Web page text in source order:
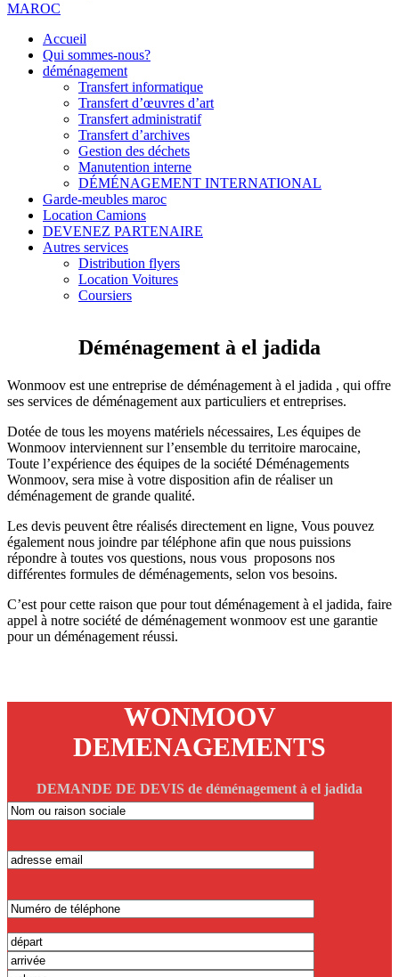
Accueil
Qui sommes-nous?
déménagement
Transfert informatique
Transfert d’œuvres d’art
Transfert administratif
Transfert d’archives
Gestion des déchets
Manutention interne
DÉMÉNAGEMENT INTERNATIONAL
Garde-meubles maroc
Location Camions
DEVENEZ PARTENAIRE
Autres services
Distribution flyers
Location Voitures
Coursiers
Déménagement à el jadida
Wonmoov est une entreprise de déménagement à el jadida , qui offre
ses services de déménagement aux particuliers et entreprises.
Dotée de tous les moyens matériels nécessaires, Les équipes de
Wonmoov interviennent sur l’ensemble du territoire marocaine,
Toute l’expérience des équipes de la société Déménagements
Wonmoov, sera mise à votre disposition afin de réaliser un
déménagement de grande qualité.
Les devis peuvent être réalisés directement en ligne, Vous pouvez
également nous joindre par téléphone afin que nous puissions
répondre à toutes vos questions, nous vous proposons nos
différentes formules de déménagements, selon vos besoins.
C’est pour cette raison que pour tout déménagement à el jadida, faire
appel à notre société de déménagement wonmoov est une garantie
pour un déménagement réussi.
WONMOOV
DEMENAGEMENTS
DEMANDE DE DEVIS de déménagement à el jadida